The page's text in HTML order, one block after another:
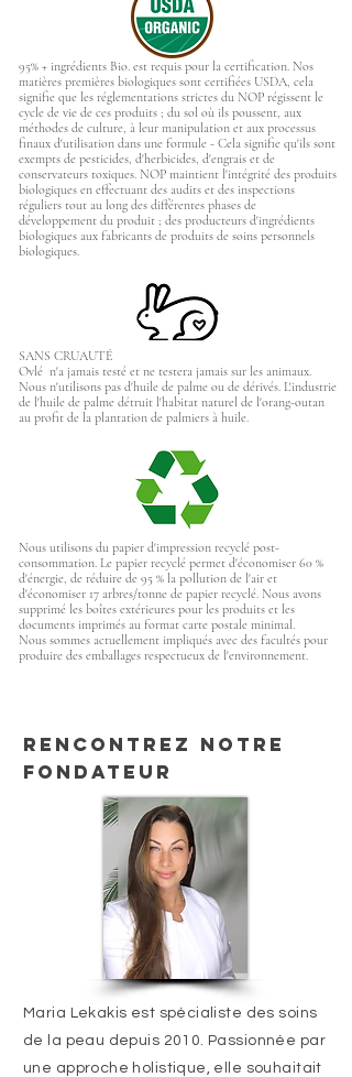
95% + ingrédients Bio. est requis pour la certification. Nos
matières premières biologiques sont certifiées USDA, cela
signifie que les réglementations strictes du NOP régissent le
cycle de vie de ces produits ; du sol où ils poussent, aux
méthodes de culture, à leur manipulation et aux processus
finaux d'utilisation dans une formule - Cela signifie qu'ils sont
exempts de pesticides, d'herbicides, d'engrais et de
conservateurs toxiques. NOP maintient l'intégrité des produits
biologiques en effectuant des audits et des inspections
réguliers tout au long des différentes phases de
développement du produit ; des producteurs d'ingrédients
biologiques aux fabricants de produits de soins personnels
biologiques.
SANS CRUAUTÉ
Ovlé n'a jamais testé et ne testera jamais sur les animaux.
Nous n'utilisons pas d'huile de palme ou de dérivés. L'industrie
de l'huile de palme détruit l'habitat naturel de l'orang-outan
au profit de la plantation de palmiers à huile.
Nous utilisons du papier d'impression recyclé post-
consommation. Le papier recyclé permet d'économiser 60 %
d'énergie, de réduire de 95 % la pollution de l'air et
d'économiser 17 arbres/tonne de papier recyclé. Nous avons
supprimé les boîtes extérieures pour les produits et les
documents imprimés au format carte postale minimal.
Nous sommes actuellement impliqués avec des facultés pour
produire des emballages respectueux de l'environnement.
Rencontrez notre
fondateur
Maria Lekakis est spécialiste des soins
de la peau depuis 2010. Passionnée par
une approche holistique, elle souhaitait